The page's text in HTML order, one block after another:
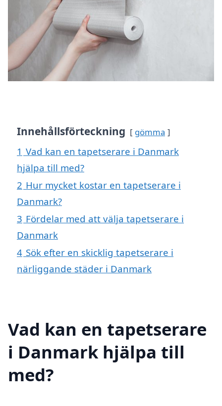
Innehållsförteckning gömma
1 Vad kan en tapetserare i Danmark
hjälpa till med?
2 Hur mycket kostar en tapetserare i
Danmark?
3 Fördelar med att välja tapetserare i
Danmark
4 Sök efter en skicklig tapetserare i
närliggande städer i Danmark
Vad kan en tapetserare
i Danmark hjälpa till
med?